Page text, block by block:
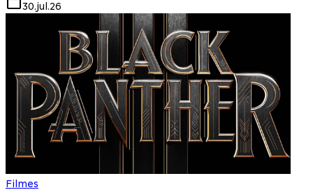
30.jul.26
Filmes